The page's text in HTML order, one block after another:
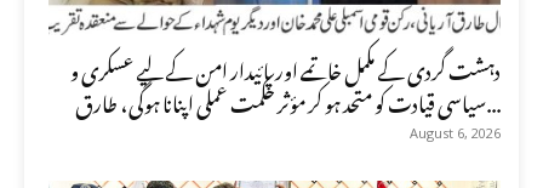
دہشت گردی کے مکمل خاتمے اور پائیدار امن کے لیے عسکری و
سیاسی قیادت کو متحد ہو کر مؤثر حکمت عملی اپنانا ہوگی، طارق...
August 6, 2026